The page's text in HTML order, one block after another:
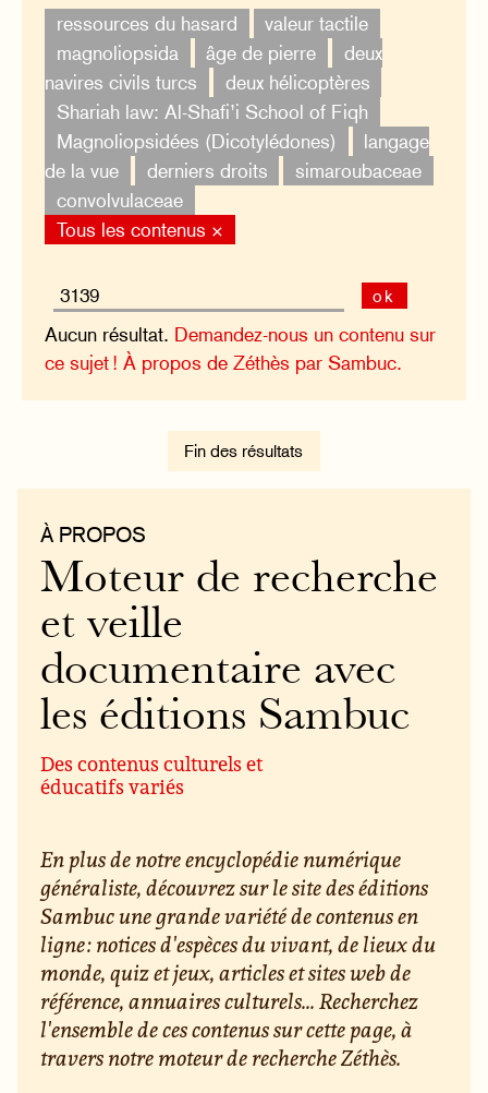
ressources du hasard
valeur tactile
magnoliopsida
âge de pierre
deux
navires civils turcs
deux hélicoptères
Shariah law: Al-Shafi’i School of Fiqh
Magnoliopsidées (Dicotylédones)
langage
de la vue
derniers droits
simaroubaceae
convolvulaceae
Tous les contenus ×
ok
Aucun résultat. Demandez-nous un contenu sur
ce sujet ! À propos de Zéthès par Sambuc.
Fin des résultats
À PROPOS
Moteur de recherche
et veille
documentaire avec
les éditions Sambuc
Des contenus culturels et
éducatifs variés
En plus de notre encyclopédie numérique
généraliste, découvrez sur le site des éditions
Sambuc une grande variété de contenus en
ligne : notices d'espèces du vivant, de lieux du
monde, quiz et jeux, articles et sites web de
référence, annuaires culturels... Recherchez
l'ensemble de ces contenus sur cette page, à
travers notre moteur de recherche Zéthès.